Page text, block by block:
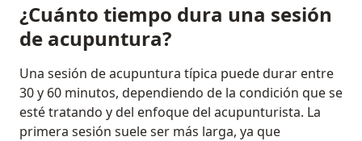
¿Cuánto tiempo dura una sesión
de acupuntura?
Una sesión de acupuntura típica puede durar entre
30 y 60 minutos, dependiendo de la condición que se
esté tratando y del enfoque del acupunturista. La
primera sesión suele ser más larga, ya que